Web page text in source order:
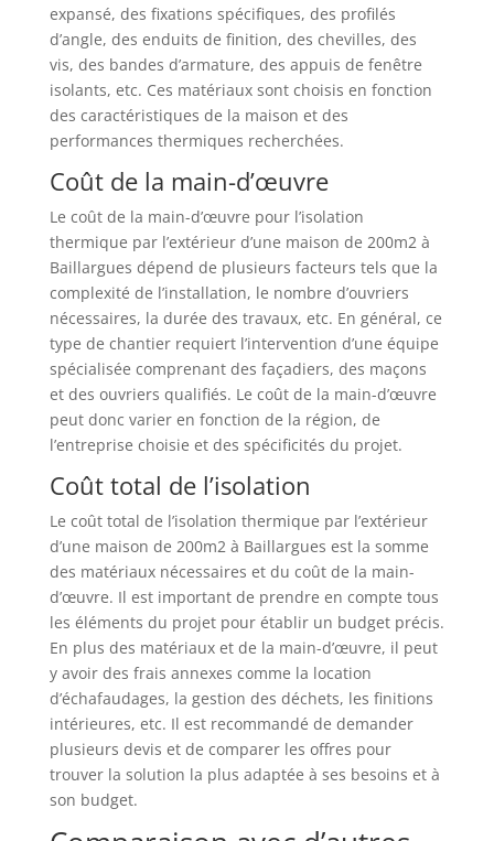
expansé, des fixations spécifiques, des profilés
d’angle, des enduits de finition, des chevilles, des
vis, des bandes d’armature, des appuis de fenêtre
isolants, etc. Ces matériaux sont choisis en fonction
des caractéristiques de la maison et des
performances thermiques recherchées.
Coût de la main-d’œuvre
Le coût de la main-d’œuvre pour l’isolation
thermique par l’extérieur d’une maison de 200m2 à
Baillargues dépend de plusieurs facteurs tels que la
complexité de l’installation, le nombre d’ouvriers
nécessaires, la durée des travaux, etc. En général, ce
type de chantier requiert l’intervention d’une équipe
spécialisée comprenant des façadiers, des maçons
et des ouvriers qualifiés. Le coût de la main-d’œuvre
peut donc varier en fonction de la région, de
l’entreprise choisie et des spécificités du projet.
Coût total de l’isolation
Le coût total de l’isolation thermique par l’extérieur
d’une maison de 200m2 à Baillargues est la somme
des matériaux nécessaires et du coût de la main-
d’œuvre. Il est important de prendre en compte tous
les éléments du projet pour établir un budget précis.
En plus des matériaux et de la main-d’œuvre, il peut
y avoir des frais annexes comme la location
d’échafaudages, la gestion des déchets, les finitions
intérieures, etc. Il est recommandé de demander
plusieurs devis et de comparer les offres pour
trouver la solution la plus adaptée à ses besoins et à
son budget.